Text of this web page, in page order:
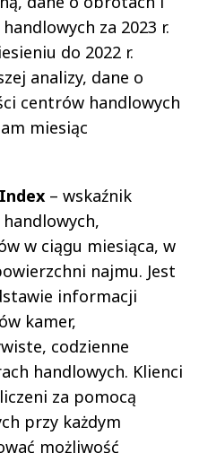
za 2023 r.
do 2022 r.
analizy, dane o
centrów handlowych
miesiąc
– wskaźnik
w ciągu miesiąca, w
najmu. Jest
informacji
kamer,
codzienne
handlowych. Klienci
za pomocą
przy każdym
możliwość